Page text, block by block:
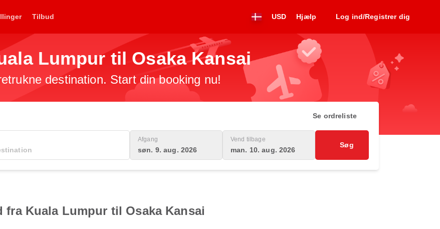
Tilbud USD Hjælp Log ind/Registrer dig
Lumpur til Osaka Kansai
destination. Start din booking nu!
Se ordreliste
Afgang
søn. 9. aug. 2026
Vend tilbage
man. 10. aug. 2026
Søg
Kuala Lumpur til Osaka Kansai